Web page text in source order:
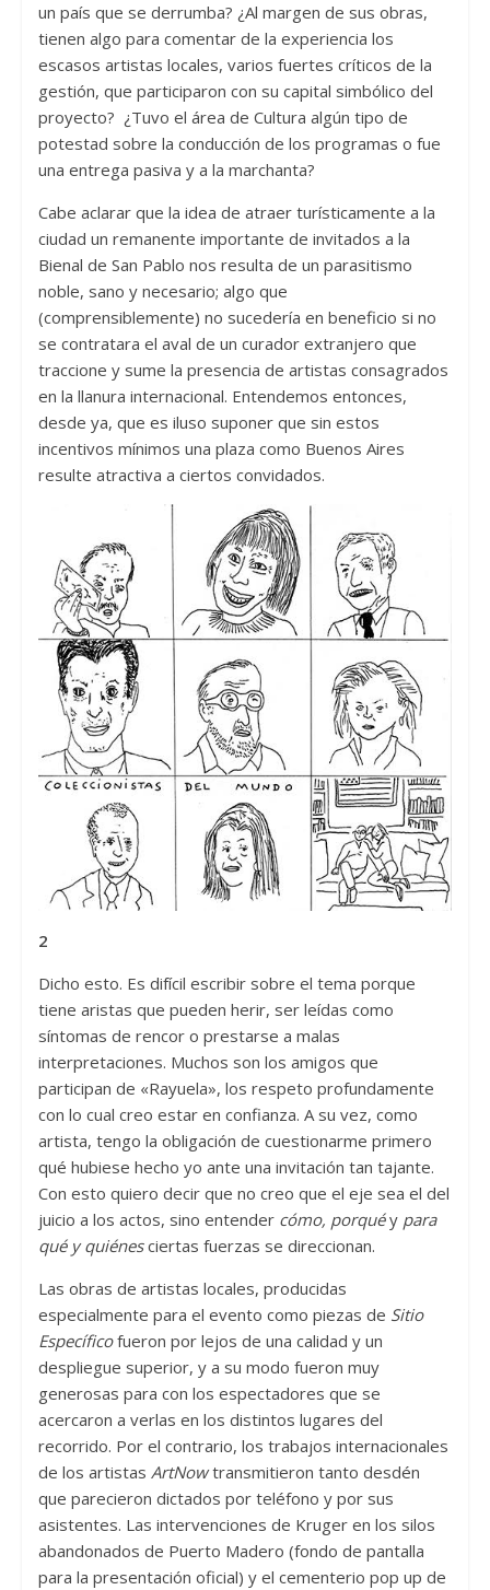
un país que se derrumba? ¿Al margen de sus obras,
tienen algo para comentar de la experiencia los
escasos artistas locales, varios fuertes críticos de la
gestión, que participaron con su capital simbólico del
proyecto? ¿Tuvo el área de Cultura algún tipo de
potestad sobre la conducción de los programas o fue
una entrega pasiva y a la marchanta?
Cabe aclarar que la idea de atraer turísticamente a la
ciudad un remanente importante de invitados a la
Bienal de San Pablo nos resulta de un parasitismo
noble, sano y necesario; algo que
(comprensiblemente) no sucedería en beneficio si no
se contratara el aval de un curador extranjero que
traccione y sume la presencia de artistas consagrados
en la llanura internacional. Entendemos entonces,
desde ya, que es iluso suponer que sin estos
incentivos mínimos una plaza como Buenos Aires
resulte atractiva a ciertos convidados.
2
Dicho esto. Es difícil escribir sobre el tema porque
tiene aristas que pueden herir, ser leídas como
síntomas de rencor o prestarse a malas
interpretaciones. Muchos son los amigos que
participan de «Rayuela», los respeto profundamente
con lo cual creo estar en confianza. A su vez, como
artista, tengo la obligación de cuestionarme primero
qué hubiese hecho yo ante una invitación tan tajante.
Con esto quiero decir que no creo que el eje sea el del
juicio a los actos, sino entender cómo, porquéy para
qué y quiénesciertas fuerzas se direccionan.
Las obras de artistas locales, producidas
especialmente para el evento como piezas de Sitio
Específicofueron por lejos de una calidad y un
despliegue superior, y a su modo fueron muy
generosas para con los espectadores que se
acercaron a verlas en los distintos lugares del
recorrido. Por el contrario, los trabajos internacionales
de los artistas ArtNowtransmitieron tanto desdén
que parecieron dictados por teléfono y por sus
asistentes. Las intervenciones de Kruger en los silos
abandonados de Puerto Madero (fondo de pantalla
para la presentación oficial) y el cementerio pop up de